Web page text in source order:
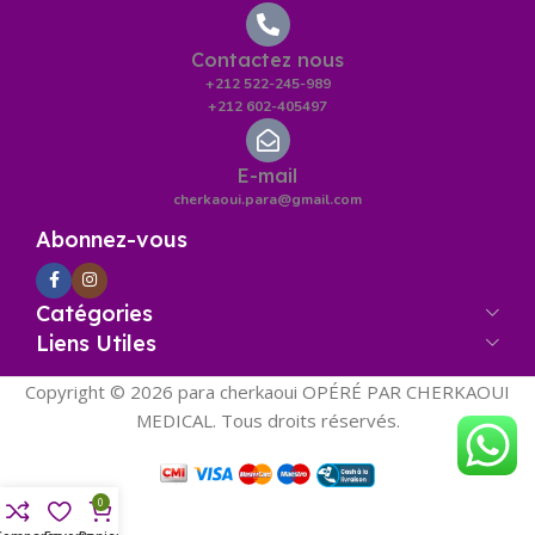
Contactez nous
+212 522-245-989
+212 602-405497
E-mail
cherkaoui.para@gmail.com
Abonnez-vous
Catégories
Liens Utiles
Copyright © 2026 para cherkaoui OPÉRÉ PAR CHERKAOUI
MEDICAL. Tous droits réservés.
0